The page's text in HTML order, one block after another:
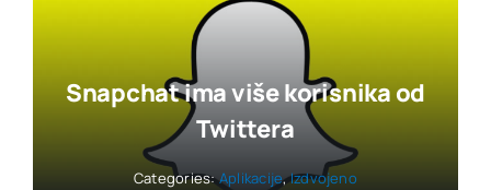
Snapchat ima više korisnika od
Twittera
Categories:Aplikacije,Izdvojeno